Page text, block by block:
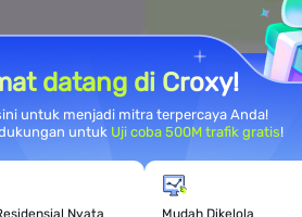
Kasus
datang di Croxy!
untuk menjadi mitra terpercaya Anda!
untuk Uji coba 500M trafik gratis!
Nyata Mudah Dikelola